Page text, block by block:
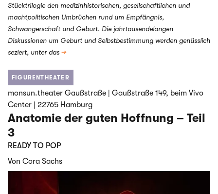
Stücktrilogie den medizinhistorischen, gesellschaftlichen und
machtpolitischen Umbrüchen rund um Empfängnis,
Schwangerschaft und Geburt. Die jahrtausendelangen
Diskussionen um Geburt und Selbstbestimmung werden genüsslich
seziert, unter das →
FIGURENTHEATER
monsun.theater Gaußstraße | Gaußstraße 149, beim Vivo
Center | 22765 Hamburg
Anatomie der guten Hoffnung – Teil
3
READY TO POP
Von Cora Sachs